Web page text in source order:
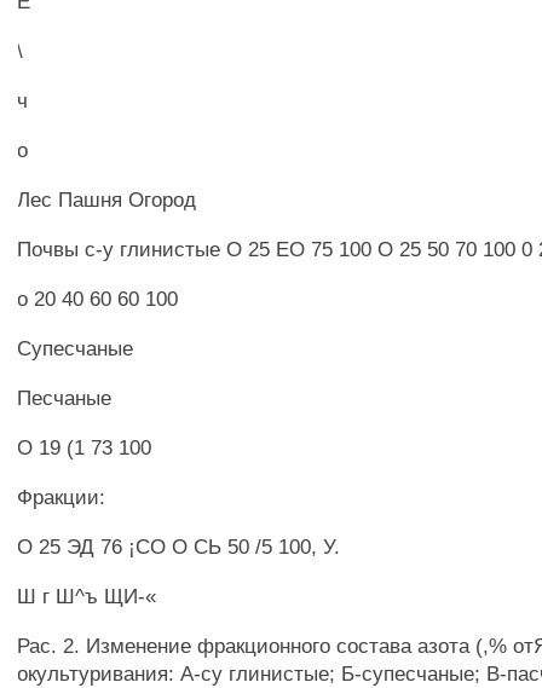
\
ч
о
Лес Пашня Огород
Почвы с-у глинистые О 25 ЕО 75 100 О 25 50 70 100 0
о 20 40 60 60 100
Супесчаные
Песчаные
О 19 (1 73 100
Фракции:
О 25 ЭД 76 ¡СО О СЬ 50 /5 100, У.
Ш г Ш^ъ ЩИ-«
Рас. 2. Изменение фракционного состава азота (,%
окультуривания: А-су глинистые; Б-супесчаные; В-